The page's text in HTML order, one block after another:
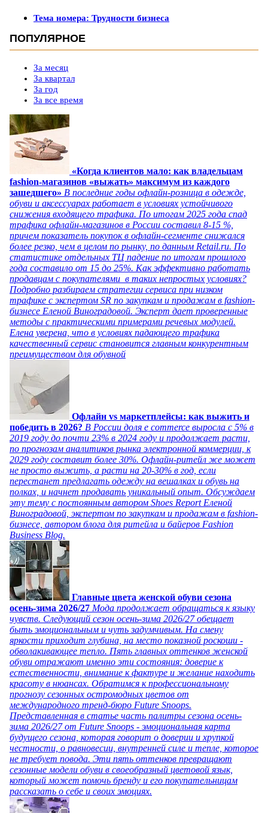
Тема номера: Трудности бизнеса
ПОПУЛЯРНОЕ
За месяц
За квартал
За год
За все время
«Когда клиентов мало: как владельцам
fashion-магазинов «выжать» максимум из каждого
зашедшего» В последние годы офлайн-розница в одежде,
обуви и аксессуарах работает в условиях устойчивого
снижения входящего трафика. По итогам 2025 года спад
трафика офлайн-магазинов в России составил 8-15 %,
причем показатель покупок в офлайн-сегменте снижался
более резко, чем в целом по рынку, по данным Retail.ru. По
статистике отдельных ТЦ падение по итогам прошлого
года составило от 15 до 25%. Как эффективно работать
продавцам с покупателями в таких непростых условиях?
Подробно разбираем стратегии сервиса при низком
трафике с экспертом SR по закупкам и продажам в fashion-
бизнесе Еленой Виноградовой. Эксперт дает проверенные
методы с практическими примерами речевых модулей.
Елена уверена, что в условиях падающего трафика
качественный сервис становится главным конкурентным
преимуществом для обувной
Офлайн vs маркетплейсы: как выжить и
победить в 2026? В России доля e commerce выросла с 5% в
2019 году до почти 23% в 2024 году и продолжает расти,
по прогнозам аналитиков рынка электронной коммерции, к
2029 году составит более 30%. Офлайн-ритейл же может
не просто выжить, а расти на 20-30% в год, если
перестанет предлагать одежду на вешалках и обувь на
полках, и начнет продавать уникальный опыт. Обсуждаем
эту тему с постоянным автором Shoes Report Еленой
Виноградовой, экспертом по закупкам и продажам в fashion-
бизнесе, автором блога для ритейла и байеров Fashion
Business Blog.
Главные цвета женской обуви сезона
осень-зима 2026/27 Мода продолжает обращаться к языку
чувств. Следующий сезон осень-зима 2026/27 обещает
быть эмоциональным и чуть задумчивым. На смену
яркости приходит глубина, на место показной роскоши -
обволакивающее тепло. Пять главных оттенков женской
обуви отражают именно эти состояния: доверие к
естественности, внимание к фактуре и желание находить
красоту в нюансах. Обратимся к профессиональному
прогнозу сезонных остромодных цветов от
международного тренд-бюро Future Snoops.
Представленная в статье часть палитры сезона осень-
зима 2026/27 от Future Snoops - эмоциональная карта
будущего сезона, которая говорит о доверии и хрупкой
честности, о равновесии, внутренней силе и тепле, которое
не требует повода. Эти пять оттенков превращают
сезонные модели обуви в своеобразный цветовой язык,
который может помочь бренду и его покупательницам
рассказать о себе и своих эмоциях.